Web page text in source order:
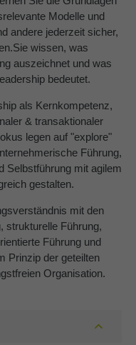
dis parturient
quam felis,
Modelle und
andere jederzeit sicher,
wissen, was
auszeichnet und was
bedeutet.
als Kernkompetenz,
& transaktionaler
legen auf "explore"
Führung,
Selbstführung mit agilem
gestalten.
mit den
strukturelle Führung,
Führung und
Prinzip der geteilten
Organisation.